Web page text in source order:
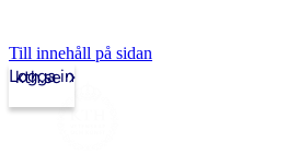
Till innehåll på sidan
kth.se
Logga in